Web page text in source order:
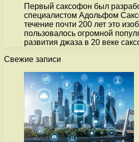
Первый саксофон был
специалистом Адольфом
течение почти 200 лет это
пользовалось огромной
развития джаза в 20 веке
Свежие записи